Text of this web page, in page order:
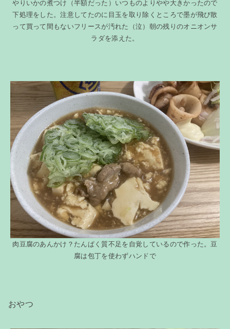
やりいかの煮つけ（半額だった）いつものよりやや大きかったので
下処理をした。注意してたのに目玉を取り除くところで墨が飛び散
って買って間もないフリースが汚れた（泣）朝の残りのオニオンサ
ラダを添えた。
肉豆腐のあんかけ？たんぱく質不足を自覚しているので作った。豆
腐は包丁を使わずハンドで
おやつ